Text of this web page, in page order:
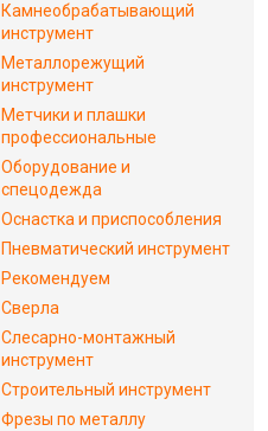
Камнеобрабатывающий
инструмент
Металлорежущий
инструмент
Метчики и плашки
профессиональные
Оборудование и
спецодежда
Оснастка и приспособления
Пневматический инструмент
Рекомендуем
Сверла
Слесарно-монтажный
инструмент
Строительный инструмент
Фрезы по металлу